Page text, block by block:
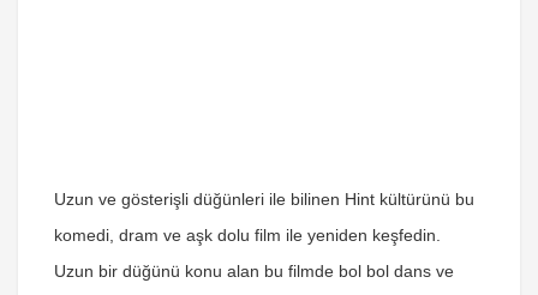
Uzun ve gösterişli düğünleri ile bilinen Hint kültürünü bu
komedi, dram ve aşk dolu film ile yeniden keşfedin.
Uzun bir düğünü konu alan bu filmde bol bol dans ve